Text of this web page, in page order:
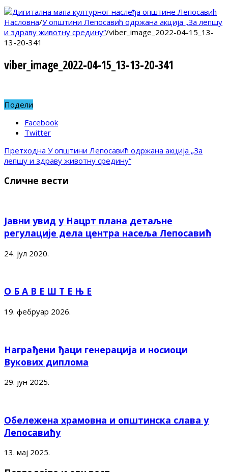
Насловна/У општини Лепосавић одржана акција „За лепшу
и здраву животну средину“/viber_image_2022-04-15_13-
13-20-341
viber_image_2022-04-15_13-13-20-341
Подели
Facebook
Twitter
Претходна У општини Лепосавић одржана акција „За
лепшу и здраву животну средину“
Сличне вести
Јавни увид у Нацрт плана детаљне
регулације дела центра насеља Лепосавић
24. јул 2020.
О Б А В Е Ш Т Е Њ Е
19. фебруар 2026.
Награђени ђаци генерација и носиоци
Вукових диплома
29. јун 2025.
Обележена храмовна и општинска слава у
Лепосавићу
13. мај 2025.